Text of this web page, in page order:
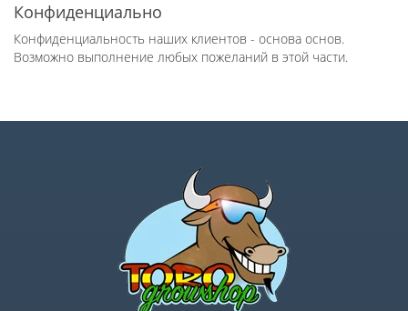
Конфиденциально
Конфиденциальность наших клиентов - основа основ.
Возможно выполнение любых пожеланий в этой части.